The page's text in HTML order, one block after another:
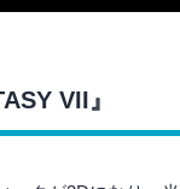
VII』